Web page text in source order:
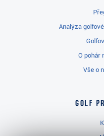
Analýza
O pohár
Vše o
Golf